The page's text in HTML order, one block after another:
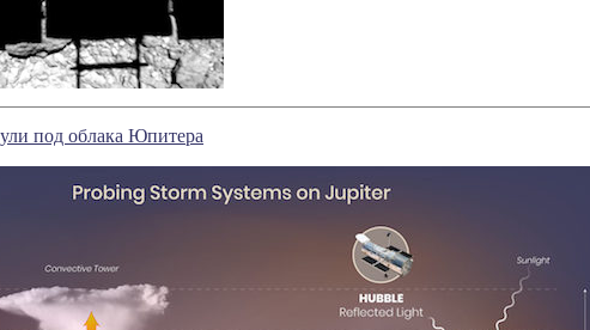
под облака Юпитера